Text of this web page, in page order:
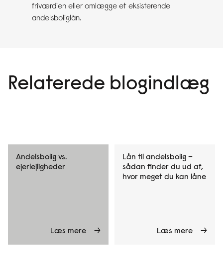
friværdien eller omlægge et eksisterende
andelsboliglån.
Relaterede blogindlæg
Andelsbolig vs.
ejerlejligheder
Læs mere
Lån til andelsbolig –
sådan finder du ud af,
hvor meget du kan låne
Læs mere